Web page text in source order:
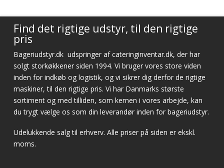
Find det rigtige udstyr, til den rigtige
pris
Bageriudstyr.dk udspringer af cateringinventar.dk, der har
solgt storkøkkener siden 1994. Vi bruger vores store viden
inden for indkøb og logistik, og vi sikrer dig derfor de rigtige
maskiner, til den rigtige pris. Vi har Danmarks største
sortiment og med tilliden, som kernen i vores arbejde, kan
du trygt vælge os som din leverandør inden for bageriudstyr.
Udelukkende salg til erhverv. Alle priser på siden er ekskl.
moms.